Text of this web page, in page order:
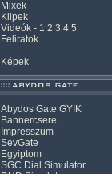
Mixek
Klipek
Videók - 1 2 3 4 5
Feliratok
Képek
Abydos Gate GYIK
Bannercsere
Impresszum
SevGate
Egyiptom
SGC Dial Simulator